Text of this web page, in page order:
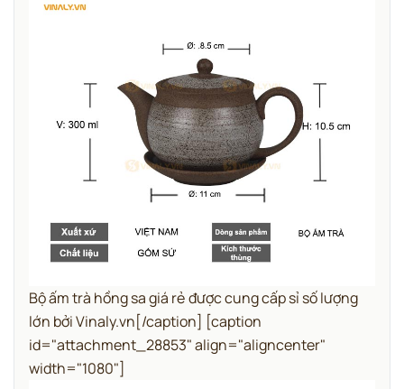
Bộ ấm trà hồng sa giá rẻ được cung cấp sỉ số lượng
lớn bởi Vinaly.vn[/caption] [caption
id="attachment_28853" align="aligncenter"
width="1080"]